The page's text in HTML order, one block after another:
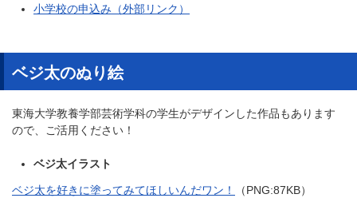
小学校の申込み（外部リンク）
ベジ太のぬり絵
東海大学教養学部芸術学科の学生がデザインした作品もあります
ので、ご活用ください！
ベジ太イラスト
ベジ太を好きに塗ってみてほしいんだワン！ （PNG:87KB）